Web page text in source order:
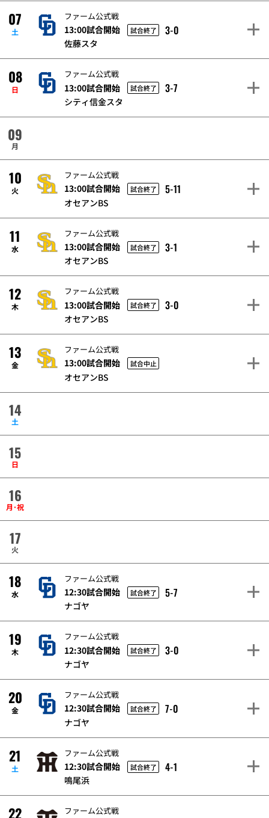
ファーム公式戦
07
土 13:00試合開始 試合終了 3-0
佐藤スタ
ファーム公式戦
08
日 13:00試合開始 試合終了 3-7
シティ信金スタ
09
月
ファーム公式戦
10
火 13:00試合開始 試合終了 5-11
オセアンBS
ファーム公式戦
11
水 13:00試合開始 試合終了 3-1
オセアンBS
ファーム公式戦
12
木 13:00試合開始 試合終了 3-0
オセアンBS
ファーム公式戦
13
金 13:00試合開始 試合中止
オセアンBS
14
土
15
日
16
月･祝
17
火
ファーム公式戦
18
水 12:30試合開始 試合終了 5-7
ナゴヤ
ファーム公式戦
19
木 12:30試合開始 試合終了 3-0
ナゴヤ
ファーム公式戦
20
金 12:30試合開始 試合終了 7-0
ナゴヤ
ファーム公式戦
21
土 12:30試合開始 試合終了 4-1
鳴尾浜
ファーム公式戦
22